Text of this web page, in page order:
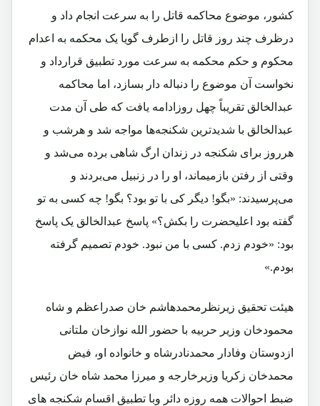
کشور، موضوع محاکمه قاتل را به سرعت انجام داد و
درظرف چند روز قاتل را ازطرف گویا یک محکمه به اعدام
محکوم و حکم محکمه به سرعت مورد تطبیق قرارداد و
نخواست آن موضوع را دنباله دار بسازد، اما محاکمه
عبدالخالق تقریباً چهل روزادامه یافت که طی آن مدت
عبدالخالق با شدید‌ترین شکنجه‌ها مواجه شد و هرشب و
هرروز برای شکنجه در زندان ارگ شاهی برده می‌شد و
وقتی از رفتن بازمیماند، او را در زنبیل می‌بردند و
می‌پرسیدند: «بگو! دیگر کی با تو بود؟ بگو! چه کسی به تو
گفته بود اعلیحضرت را بکش؟» پاسخ عبدالخالق یک پاسخ
بود: «خودم زدم. کسی با من نبود. خودم تصمیم گرفته
بودم.»
هیئت تحقیق زیرنظرمحمدهاشم خان صدراعظم و شاه
محمودخان وزیر حربیه با حضور الله نوازخان ملتانی
ازدوستان وفادار محمدنادرشاه و خانواده او، فیض
محمدخان زکریا وزیرخارجه و میرزا محمد شاه خان رئیس
ضبط احوالات همه روزه دائر وبا تطبیق اقسام شکنجه های